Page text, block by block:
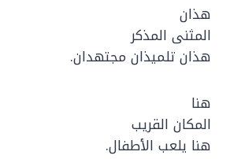
هذان
المثنى المذكر
هذان تلميذان مجتهدان.
هنا
المكان القريب
هنا يلعب الأطفال.